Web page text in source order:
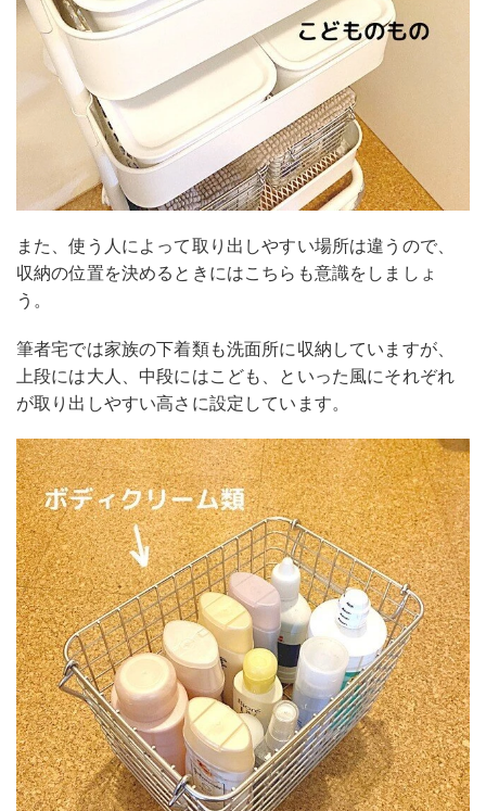
また、使う人によって取り出しやすい場所は違うので、
収納の位置を決めるときにはこちらも意識をしましょ
う。
筆者宅では家族の下着類も洗面所に収納していますが、
上段には大人、中段にはこども、といった風にそれぞれ
が取り出しやすい高さに設定しています。